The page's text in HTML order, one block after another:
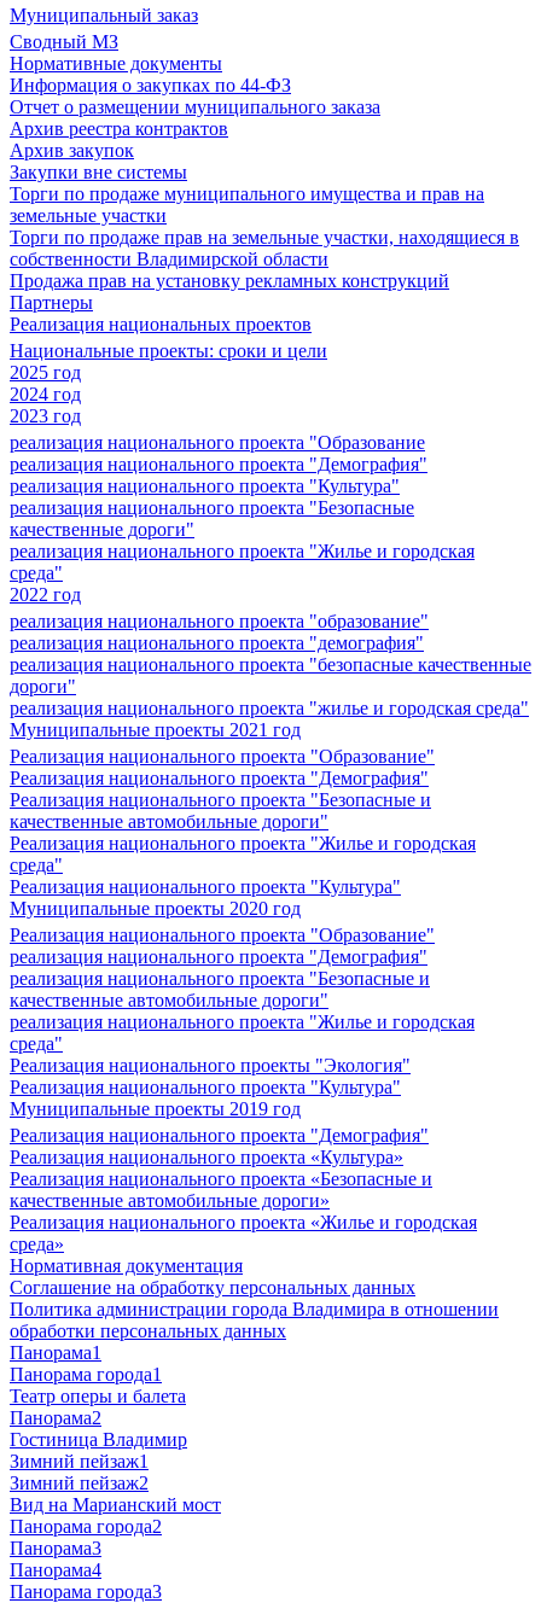
Муниципальный заказ
Сводный МЗ
Нормативные документы
Информация о закупках по 44-ФЗ
Отчет о размещении муниципального заказа
Архив реестра контрактов
Архив закупок
Закупки вне системы
Торги по продаже муниципального имущества и прав на
земельные участки
Торги по продаже прав на земельные участки, находящиеся в
собственности Владимирской области
Продажа прав на установку рекламных конструкций
Партнеры
Реализация национальных проектов
Национальные проекты: сроки и цели
2025 год
2024 год
2023 год
реализация национального проекта "Образование
реализация национального проекта "Демография"
реализация национального проекта "Культура"
реализация национального проекта "Безопасные
качественные дороги"
реализация национального проекта "Жилье и городская
среда"
2022 год
реализация национального проекта "образование"
реализация национального проекта "демография"
реализация национального проекта "безопасные качественные
дороги"
реализация национального проекта "жилье и городская среда"
Муниципальные проекты 2021 год
Реализация национального проекта "Образование"
Реализация национального проекта "Демография"
Реализация национального проекта "Безопасные и
качественные автомобильные дороги"
Реализация национального проекта "Жилье и городская
среда"
Реализация национального проекта "Культура"
Муниципальные проекты 2020 год
Реализация национального проекта "Образование"
реализация национального проекта "Демография"
реализация национального проекта "Безопасные и
качественные автомобильные дороги"
реализация национального проекта "Жилье и городская
среда"
Реализация национального проекты "Экология"
Реализация национального проекта "Культура"
Муниципальные проекты 2019 год
Реализация национального проекта "Демография"
Реализация национального проекта «Культура»
Реализация национального проекта «Безопасные и
качественные автомобильные дороги»
Реализация национального проекта «Жилье и городская
среда»
Нормативная документация
Соглашение на обработку персональных данных
Политика администрации города Владимира в отношении
обработки персональных данных
Панорама1
Панорама города1
Театр оперы и балета
Панорама2
Гостиница Владимир
Зимний пейзаж1
Зимний пейзаж2
Вид на Марианский мост
Панорама города2
Панорама3
Панорама4
Панорама города3